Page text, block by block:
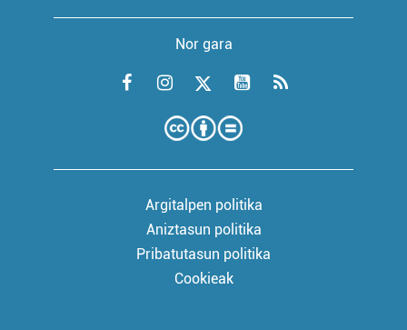
Nor gara
Argitalpen politika
Aniztasun politika
Pribatutasun politika
Cookieak